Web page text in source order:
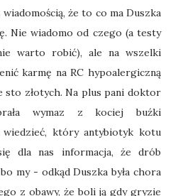
że to co ma Duszka
Nie wiadomo od czego (a testy
warto robić), ale na wszelki
karmę na RC hypoalergiczną
sto złotych. Na plus pani doktor
wymaz z kociej buźki
który antybiotyk kotu
dla nas informacja, że drób
my - odkąd Duszka była chora
z obawy, że boli ją gdy gryzie